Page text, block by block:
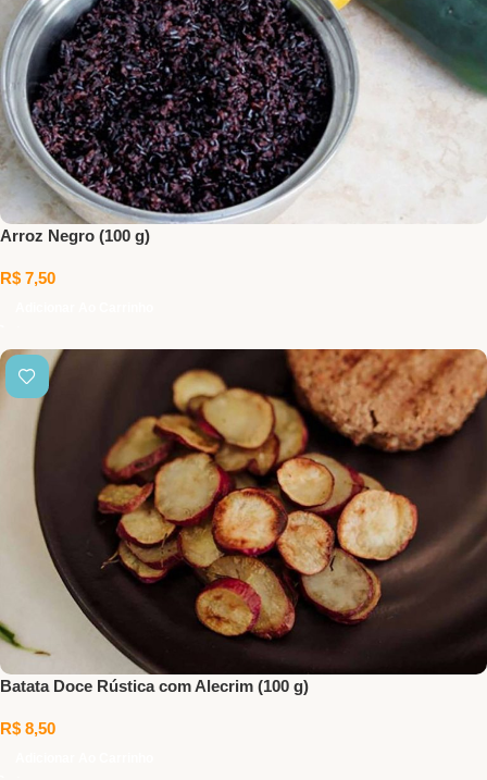
Arroz Negro (100 g)
R$ 7,50
Batata Doce Rústica com Alecrim (100 g)
R$ 8,50